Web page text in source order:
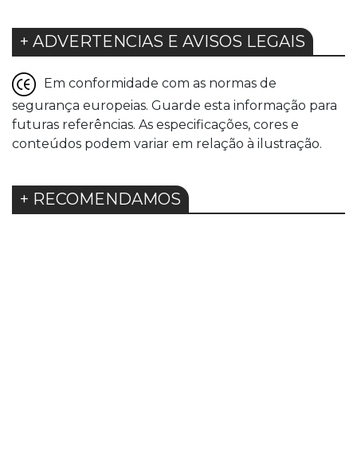
+ ADVERTENCIAS E AVISOS LEGAIS
Em conformidade com as normas de
segurança europeias. Guarde esta informação para
futuras referências. As especificações, cores e
conteúdos podem variar em relação à ilustração.
+ RECOMENDAMOS